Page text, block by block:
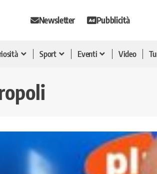
Newsletter Pubblicità
Sport Eventi Video